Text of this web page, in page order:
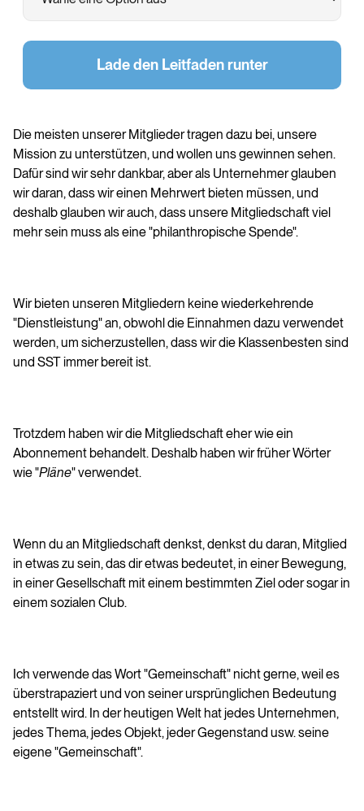
Lade den Leitfaden runter
Die meisten unserer Mitglieder tragen dazu bei, unsere
Mission zu unterstützen, und wollen uns gewinnen sehen.
Dafür sind wir sehr dankbar, aber als Unternehmer glauben
wir daran, dass wir einen Mehrwert bieten müssen, und
deshalb glauben wir auch, dass unsere Mitgliedschaft viel
mehr sein muss als eine "philanthropische Spende".
Wir bieten unseren Mitgliedern keine wiederkehrende
"Dienstleistung" an, obwohl die Einnahmen dazu verwendet
werden, um sicherzustellen, dass wir die Klassenbesten sind
und SST immer bereit ist.
Trotzdem haben wir die Mitgliedschaft eher wie ein
Abonnement behandelt. Deshalb haben wir früher Wörter
wie "Pläne" verwendet.
Wenn du an Mitgliedschaft denkst, denkst du daran, Mitglied
in etwas zu sein, das dir etwas bedeutet, in einer Bewegung,
in einer Gesellschaft mit einem bestimmten Ziel oder sogar in
einem sozialen Club.
Ich verwende das Wort "Gemeinschaft" nicht gerne, weil es
überstrapaziert und von seiner ursprünglichen Bedeutung
entstellt wird. In der heutigen Welt hat jedes Unternehmen,
jedes Thema, jedes Objekt, jeder Gegenstand usw. seine
eigene "Gemeinschaft".